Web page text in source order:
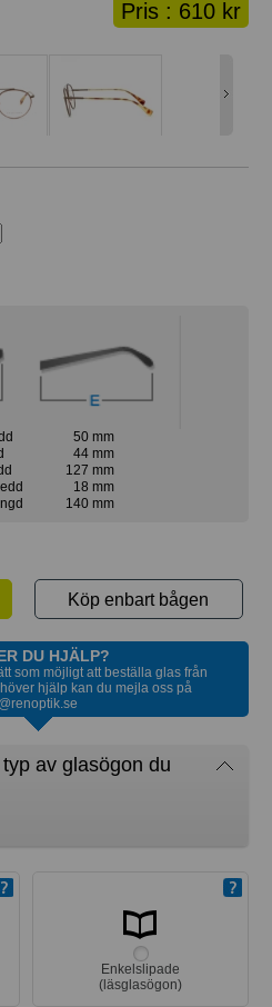
Lånekorg: 0 bågar
Pris : 610 kr
50 mm
44 mm
127 mm
18 mm
140 mm
Köp enbart bågen
DU HJÄLP?
som möjligt att beställa glas från
hjälp kan du mejla oss på
av glasögon du
Enkelslipade
(läsglasögon)